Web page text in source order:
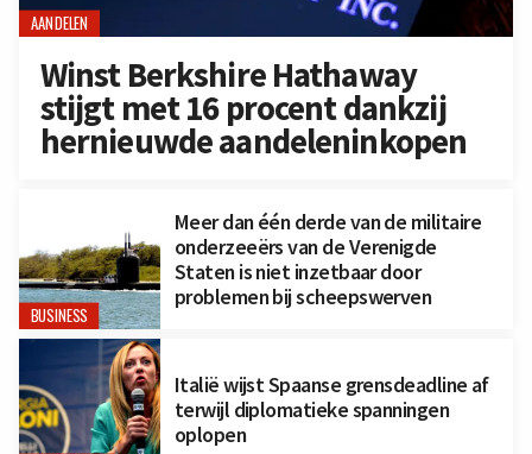
AANDELEN
Winst Berkshire Hathaway
stijgt met 16 procent dankzij
hernieuwde aandeleninkopen
BUSINESS
Meer dan één derde van de militaire
onderzeeërs van de Verenigde
Staten is niet inzetbaar door
problemen bij scheepswerven
Italië wijst Spaanse grensdeadline af
terwijl diplomatieke spanningen
oplopen